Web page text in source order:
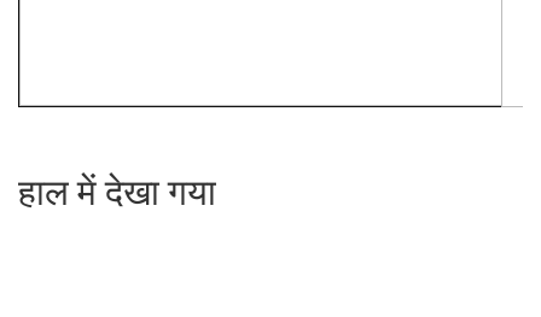
हाल में देखा गया